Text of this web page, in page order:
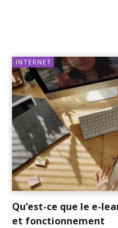
INTERNET
Qu’est-ce que le e-
et fonctionnement